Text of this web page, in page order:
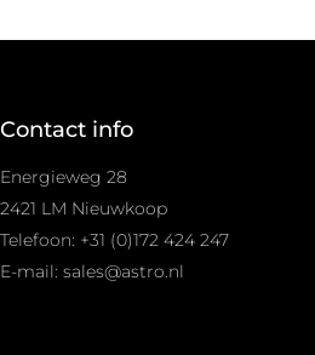
Contact info
Energieweg 28
2421 LM Nieuwkoop
Telefoon: +31 (0)172 424 247
E-mail: sales@astro.nl